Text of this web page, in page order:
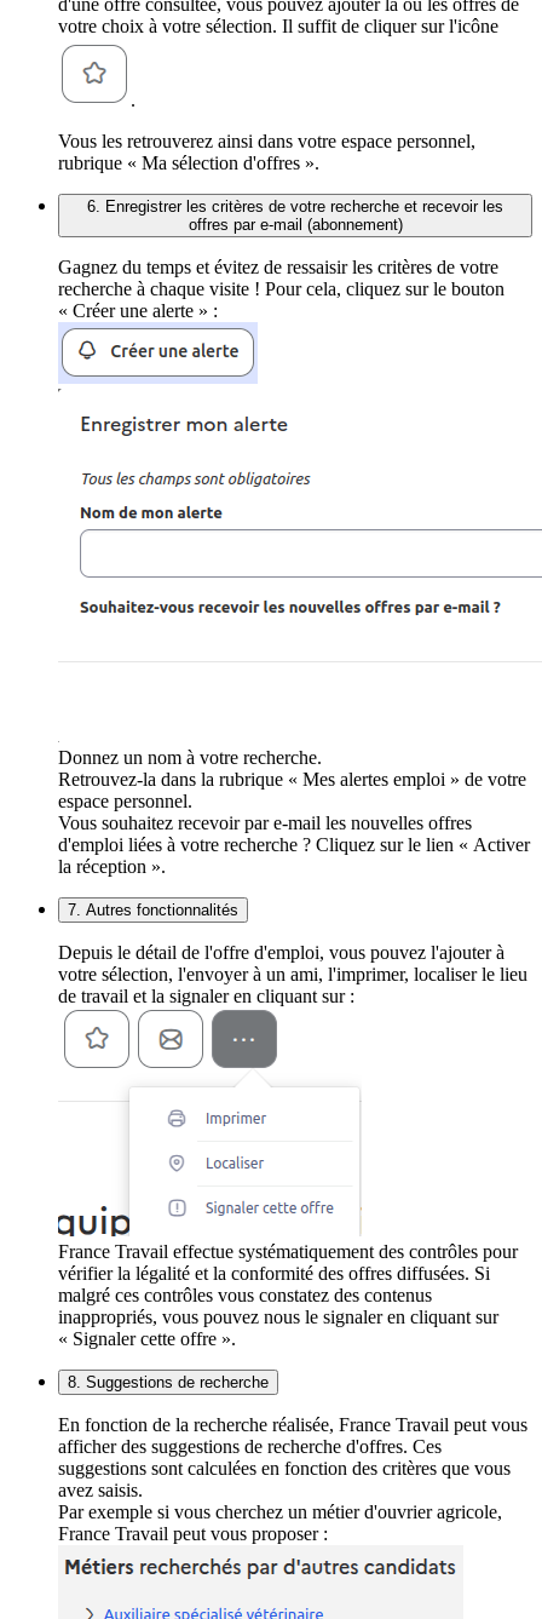
votre choix à votre sélection. Il suffit de cliquer sur l'icône
.
Vous les retrouverez ainsi dans votre espace personnel,
rubrique « Ma sélection d'offres ».
6. Enregistrer les critères de votre recherche et recevoir les
offres par e-mail (abonnement)
Gagnez du temps et évitez de ressaisir les critères de votre
recherche à chaque visite ! Pour cela, cliquez sur le bouton
« Créer une alerte » :
Donnez un nom à votre recherche.
Retrouvez-la dans la rubrique « Mes alertes emploi » de votre
espace personnel.
Vous souhaitez recevoir par e-mail les nouvelles offres
d'emploi liées à votre recherche ? Cliquez sur le lien « Activer
la réception ».
7. Autres fonctionnalités
Depuis le détail de l'offre d'emploi, vous pouvez l'ajouter à
votre sélection, l'envoyer à un ami, l'imprimer, localiser le lieu
de travail et la signaler en cliquant sur :
France Travail effectue systématiquement des contrôles pour
vérifier la légalité et la conformité des offres diffusées. Si
malgré ces contrôles vous constatez des contenus
inappropriés, vous pouvez nous le signaler en cliquant sur
« Signaler cette offre ».
8. Suggestions de recherche
En fonction de la recherche réalisée, France Travail peut vous
afficher des suggestions de recherche d'offres. Ces
suggestions sont calculées en fonction des critères que vous
avez saisis.
Par exemple si vous cherchez un métier d'ouvrier agricole,
France Travail peut vous proposer :